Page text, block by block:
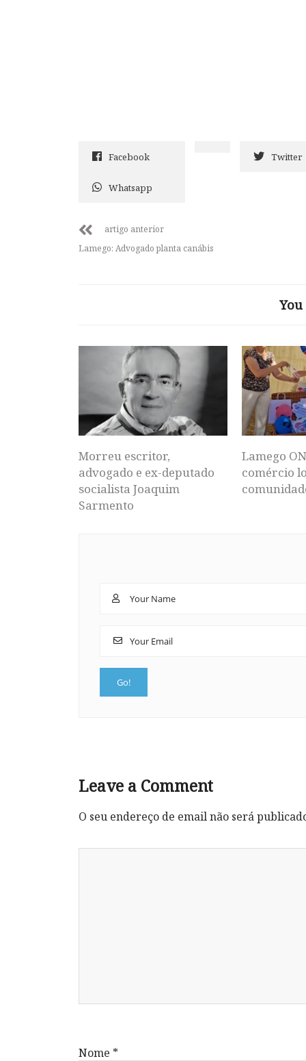
Facebook Twitter
Whatsapp
artigo anterior
Lamego: Advogado planta canábis
Morreu escritor,
advogado e ex-deputado
socialista Joaquim
Sarmento
Lamego
comércio
Leave a Comment
O seu endereço de email não será
Nome *